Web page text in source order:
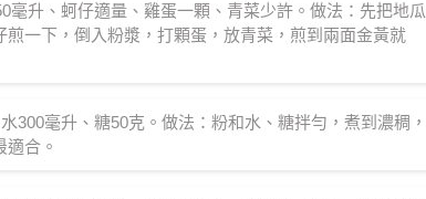
毫升、蚵仔適量、雞蛋一顆、青菜少許。做法：先把地瓜
一下，倒入粉漿，打顆蛋，放青菜，煎到兩面金黃就
300毫升、糖50克。做法：粉和水、糖拌勻，煮到濃稠，
合。